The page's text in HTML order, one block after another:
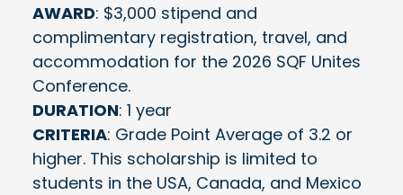
AWARD: $3,000 stipend and
complimentary registration, travel, and
accommodation for the 2026 SQF Unites
Conference.
DURATION: 1 year
CRITERIA: Grade Point Average of 3.2 or
higher. This scholarship is limited to
students in the USA, Canada, and Mexico